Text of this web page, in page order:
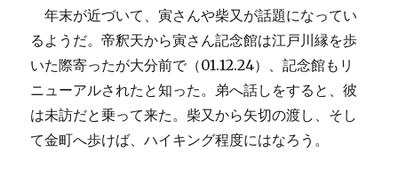
年末が近づいて、寅さんや柴又が話題になってい
るようだ。帝釈天から寅さん記念館は江戸川縁を歩
いた際寄ったが大分前で（01.12.24）、記念館もリ
ニューアルされたと知った。弟へ話しをすると、彼
は未訪だと乗って来た。柴又から矢切の渡し、そし
て金町へ歩けば、ハイキング程度にはなろう。